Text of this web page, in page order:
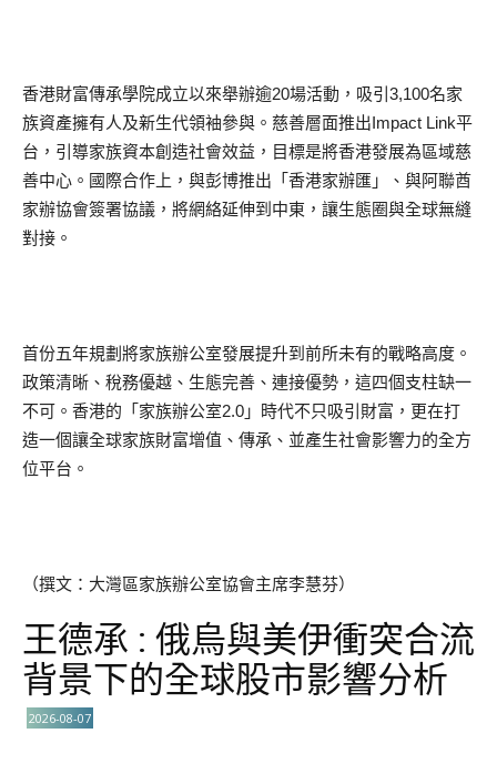
香港財富傳承學院成立以來舉辦逾20場活動，吸引3,100名家
族資產擁有人及新生代領袖參與。慈善層面推出Impact Link平
台，引導家族資本創造社會效益，目標是將香港發展為區域慈
善中心。國際合作上，與彭博推出「香港家辦匯」、與阿聯酋
家辦協會簽署協議，將網絡延伸到中東，讓生態圈與全球無縫
對接。
首份五年規劃將家族辦公室發展提升到前所未有的戰略高度。
政策清晰、稅務優越、生態完善、連接優勢，這四個支柱缺一
不可。香港的「家族辦公室2.0」時代不只吸引財富，更在打
造一個讓全球家族財富增值、傳承、並產生社會影響力的全方
位平台。
（撰文：大灣區家族辦公室協會主席李慧芬）
王德承 : 俄烏與美伊衝突合流
背景下的全球股市影響分析
2026-08-07